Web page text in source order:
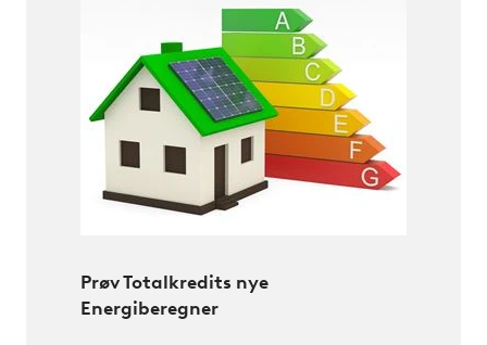
Prøv Totalkredits nye
Energiberegner